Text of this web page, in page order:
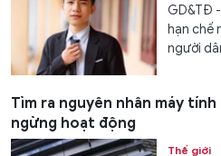
GD&TĐ
hạn chế
người
Tìm ra nguyên nhân máy
ngừng hoạt động
Thế giới